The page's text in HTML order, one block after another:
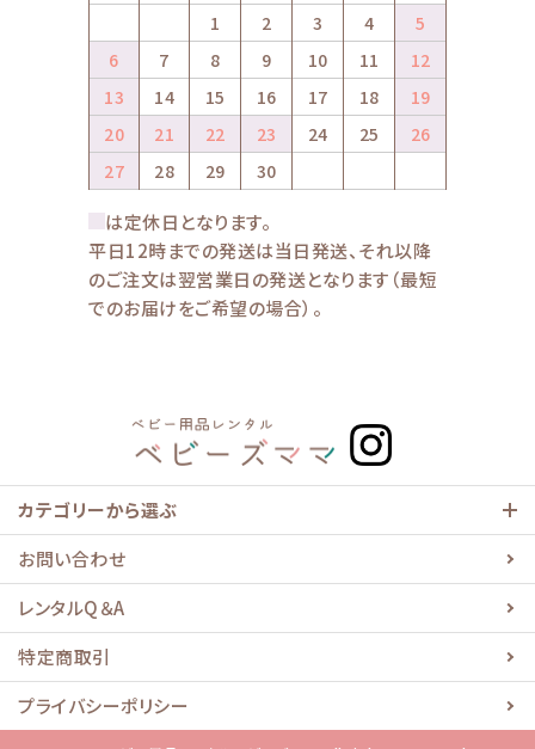
1
2 3 4
5
6
7 8 9 10 11
12
13
14 15 16 17 18
19
20
21 22 23 24 25
26
27
28 29 30
は定休日となります。
平日12時までの発送は当日発送、それ以降
のご注文は翌営業日の発送となります（最短
でのお届けをご希望の場合）。
カテゴリーから選ぶ
お問い合わせ
レンタルQ＆A
特定商取引
プライバシーポリシー